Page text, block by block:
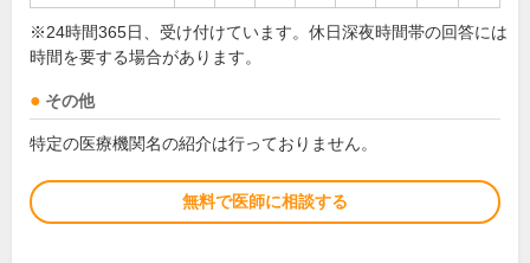
※24時間365日、受け付けています。休日深夜時間帯の回答には
時間を要する場合があります。
その他
特定の医療機関名の紹介は行っておりません。
無料で医師に相談する